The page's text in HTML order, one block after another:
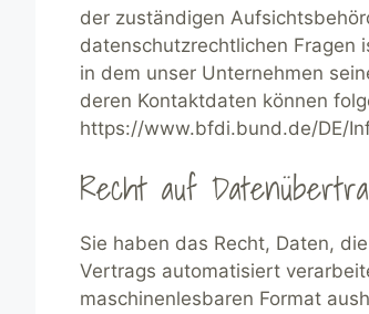
der zuständigen
datenschutzrechtlichen Fragen
in dem unser Unternehmen
deren Kontaktdaten können
https://www.bfdi.bund.de/DE/
Recht auf
Sie haben das Recht, Daten,
Vertrags automatisiert
maschinenlesbaren Format